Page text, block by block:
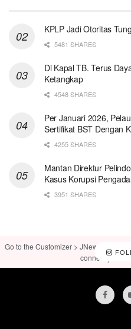
KPLP Jadi Otoritas
5481 SHARES
Di Kapal TB. Terus
Ketangkap
4548 SHARES
Per Januari 2026,
Sertifikat BST Dengan
4255 SHARES
Mantan Direktur
Kasus Korupsi
3951 SHARES
Go to the Customizer > JNews :
connect your